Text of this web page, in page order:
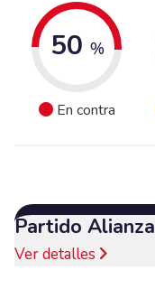
50 %
En contra
Partido
Ver detalles